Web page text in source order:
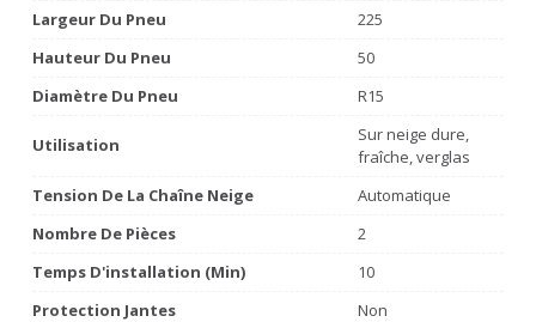
Largeur Du Pneu
225
Hauteur Du Pneu
50
Diamètre Du Pneu
R15
Utilisation
Sur neige dure,
fraîche, verglas
Tension De La Chaîne Neige
Automatique
Nombre De Pièces
2
Temps D'installation (min)
10
Protection Jantes
Non